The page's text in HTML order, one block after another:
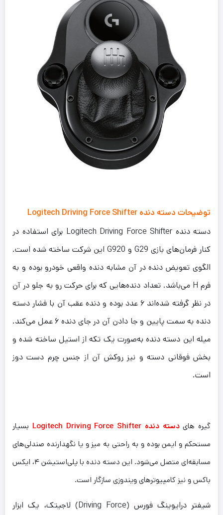
توضیحات دسته دنده Logitech Driving Force Shifter
دسته دنده Logitech Driving Force Shifter برای استفاده در
کنار فرمان‌های بازی G29 و G920 این شرکت ساخته شده است.
الگوی تعویض دنده در آن مشابه دنده واقعی خودرو بوده و به
فرم H می‌باشد. تعداد دنده‌هایی که برای حرکت رو به جلو در آن
در نظر گرفته شده‌اند ۶ عدد بوده و دنده عقب آن با فشار دسته
دنده به سمت پایین و جا دادن آن در جای دنده ۶ عمل می‌کند.
میله این دسته دنده به‌صورت یک تکه از استیل ساخته شده و
بخش فوقانی دسته و نیز روکش آن از جنس چرم دست دوز
است.
گیره هایدسته دنده Logitech Driving Force Shifter
بسیار
مستحکم و ایمن بوده و به راحتی به میز و یا نگهدارنده صندلی‌های
مسابقه‌ای متصل می‌شود. این دسته دنده با پلی‌استیشن ۴، ایکس
باکس و نیز کامپیوترهای ویندوزی سازگار است.
شیفتر درایوینگ فورس (Driving Force) لاجیتک، یک ابزار